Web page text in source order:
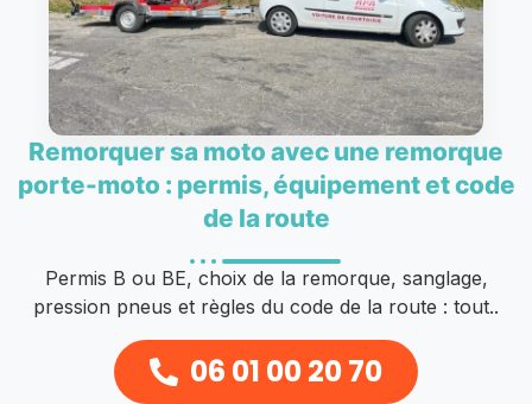
Remorquer sa moto avec une remorque
porte-moto : permis, équipement et code
de la route
Permis B ou BE, choix de la remorque, sanglage,
pression pneus et règles du code de la route : tout..
06 01 00 20 70